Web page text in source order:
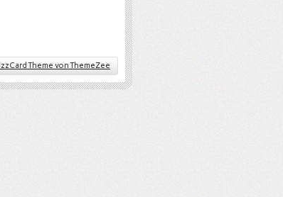
Theme von ThemeZee